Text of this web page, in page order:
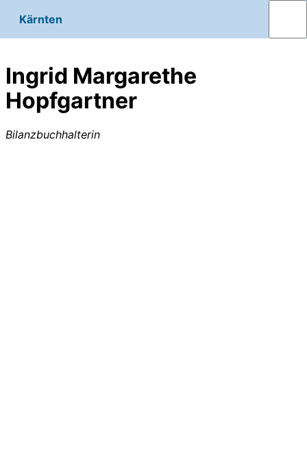
Kärnten
Ingrid Margarethe
Hopfgartner
Bilanzbuchhalterin